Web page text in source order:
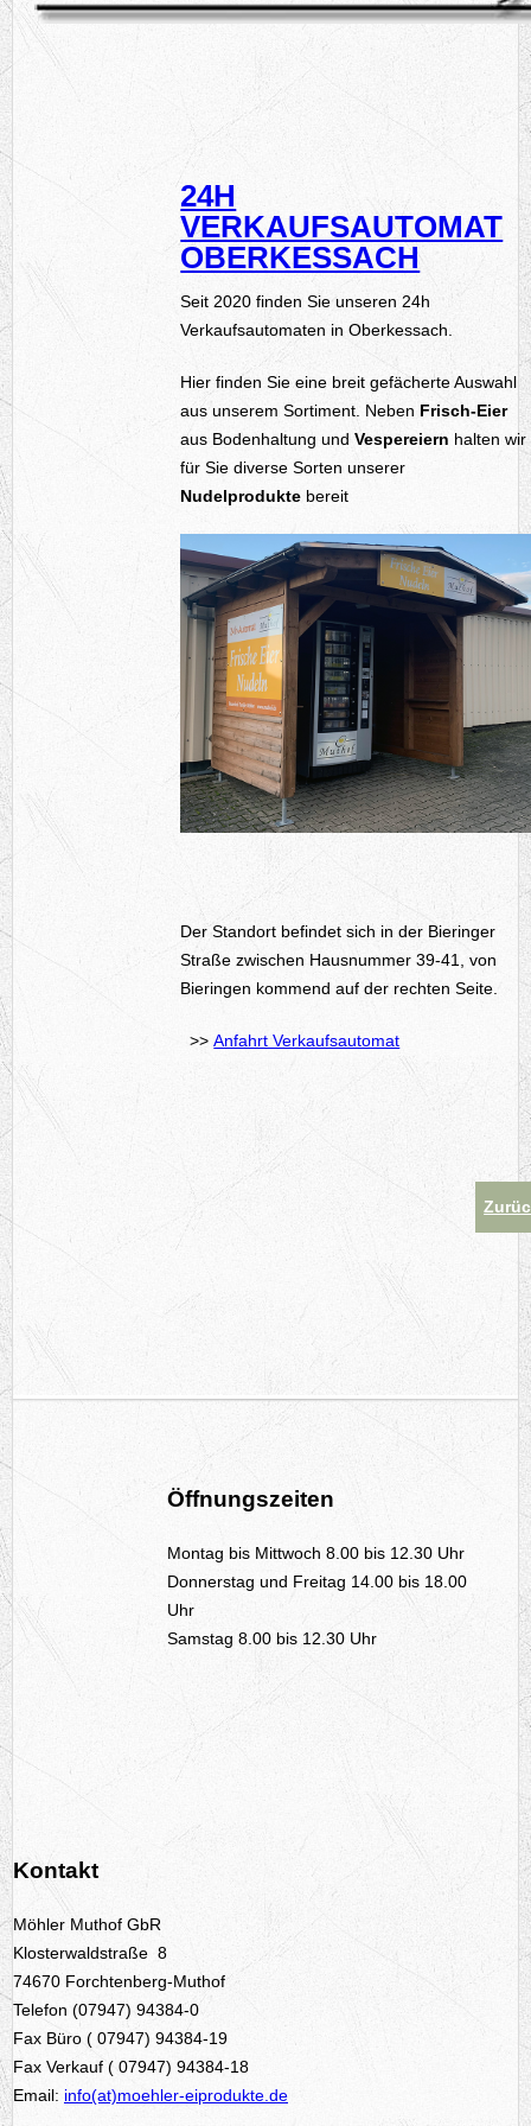
24H
VERKAUFSAUTOMAT
OBERKESSACH
Seit 2020 finden Sie unseren 24h
Verkaufsautomaten in Oberkessach.
Hier finden Sie eine breit gefächerte Auswahl
aus unserem Sortiment. NebenFrisch-Eier
aus Bodenhaltung undVespereiern halten wir
für Sie diverse Sorten unserer
Nudelprodukte bereit
Der Standort befindet sich in der Bieringer
Straße zwischen Hausnummer 39-41, von
Bieringen kommend auf der rechten Seite.
>>Anfahrt Verkaufsautomat
Öffnungszeiten
Montag bis Mittwoch 8.00 bis 12.30 Uhr
Donnerstag und Freitag 14.00 bis 18.00
Uhr
Samstag 8.00 bis 12.30 Uhr
Kontakt
Möhler Muthof GbR
Klosterwaldstraße 8
74670 Forchtenberg-Muthof
Telefon (07947) 94384-0
Fax Büro ( 07947) 94384-19
Fax Verkauf ( 07947) 94384-18
Email: info(at)moehler-eiprodukte.de